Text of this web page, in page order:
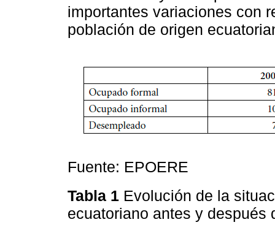
importantes variaciones con
población de origen
Fuente: EPOERE
Tabla 1 Evolución de la
ecuatoriano antes y